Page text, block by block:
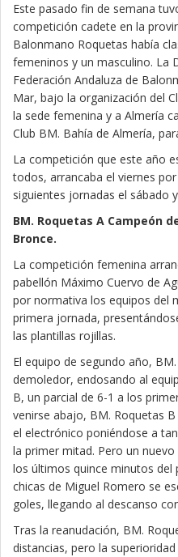
Este pasado fin de semana
competición cadete en la
Balonmano Roquetas había
femeninos y un masculino. La
Federación Andaluza de
Mar, bajo la organización del
la sede femenina y a Almería
Club BM. Bahía de Almería,
La competición que este año
todos, arrancaba el viernes
siguientes jornadas el sábado
BM. Roquetas A Campeón
Bronce.
La competición femenina
pabellón Máximo Cuervo de
por normativa los equipos del
primera jornada,
las plantillas rojillas.
El equipo de segundo año,
demoledor, endosando al
B, un parcial de 6-1 a los
venirse abajo, BM. Roquetas
el electrónico poniéndose a
la primer mitad. Pero un
los últimos quince minutos del
chicas de Miguel Romero se
goles, llegando al descanso
Tras la reanudación, BM.
distancias, pero la